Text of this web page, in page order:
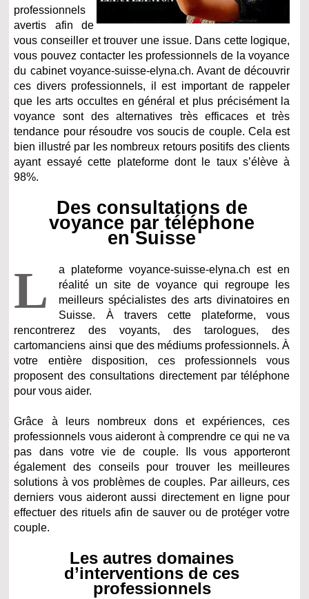
professionnels
avertis afin de
vous conseiller et trouver une issue. Dans cette logique,
vous pouvez contacter les professionnels de la voyance
du cabinet voyance-suisse-elyna.ch. Avant de découvrir
ces divers professionnels, il est important de rappeler
que les arts occultes en général et plus précisément la
voyance sont des alternatives très efficaces et très
tendance pour résoudre vos soucis de couple. Cela est
bien illustré par les nombreux retours positifs des clients
ayant essayé cette plateforme dont le taux s’élève à
98%.
Des consultations de
voyance par téléphone
en Suisse
L
a plateforme voyance-suisse-elyna.ch est en
réalité un site de voyance qui regroupe les
meilleurs spécialistes des arts divinatoires en
Suisse. À travers cette plateforme, vous
rencontrerez des voyants, des tarologues, des
cartomanciens ainsi que des médiums professionnels. À
votre entière disposition, ces professionnels vous
proposent des consultations directement par téléphone
pour vous aider.
Grâce à leurs nombreux dons et expériences, ces
professionnels vous aideront à comprendre ce qui ne va
pas dans votre vie de couple. Ils vous apporteront
également des conseils pour trouver les meilleures
solutions à vos problèmes de couples. Par ailleurs, ces
derniers vous aideront aussi directement en ligne pour
effectuer des rituels afin de sauver ou de protéger votre
couple.
Les autres domaines
d’interventions de ces
professionnels